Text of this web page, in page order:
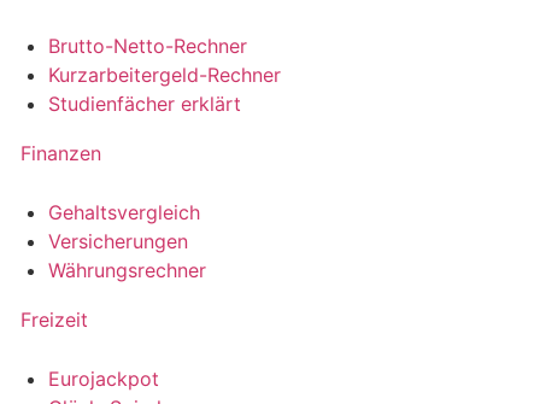
Brutto-Netto-Rechner
Kurzarbeitergeld-Rechner
Studienfächer erklärt
Finanzen
Gehaltsvergleich
Versicherungen
Währungsrechner
Freizeit
Eurojackpot